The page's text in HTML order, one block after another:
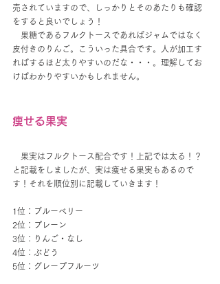
売されていますので、しっかりとそのあたりも確認
をすると良いでしょう！
果糖であるフルクトースであればジャムではなく
皮付きのりんご。こういった具合です。人が加工す
ればするほど太りやすいのだな・・・。理解してお
けばわかりやすいかもしれません。
痩せる果実
果実はフルクトース配合です！上記では太る！？
と記載をしましたが、実は痩せる果実もあるので
す！それを順位別に記載していきます！
1位：ブルーベリー
2位：プレーン
3位：りんご・なし
4位：ぶどう
5位：グレープフルーツ